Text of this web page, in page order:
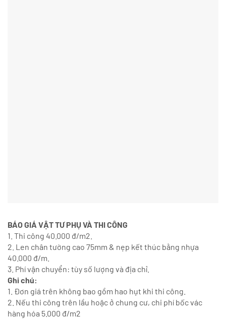
BÁO GIÁ VẬT TƯ PHỤ VÀ THI CÔNG
1. Thi công 40.000 đ/m2.
2. Len chân tường cao 75mm & nẹp kết thúc bằng nhựa
40.000 đ/m.
3. Phí vận chuyển: tùy số lượng và địa chỉ.
Ghi chú:
1. Đơn giá trên không bao gồm hao hụt khi thi công.
2. Nếu thi công trên lầu hoặc ở chung cư, chi phí bốc vác
hàng hóa 5.000 đ/m2